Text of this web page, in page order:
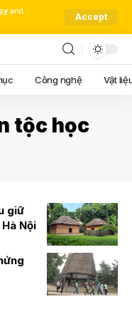
and
Accept
Công nghệ Vật
tộc học
giữ
Nội